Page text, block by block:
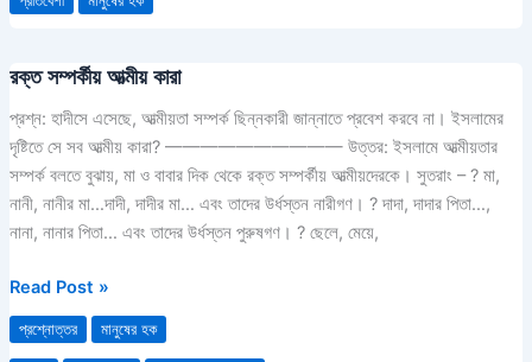
তাদের
সহায়তা
তাদের
খবরাখবর
জরুরী।
রক্ত সম্পর্কীয় আত্মীয় কারা
প্রশ্ন: হাদীসে এসেছে, আত্মীয়তা সম্পর্ক ছিন্নকারী জান্নাতে প্রবেশ করবে না। ইসলামের
দৃষ্টিতে সে সব আত্মীয় কারা? —————————— উত্তর: ইসলামে আত্মীয়তার
সম্পর্ক বলতে বুঝায়, মা ও বাবার দিক থেকে রক্ত সম্পর্কীয় আত্মীয়দেরকে। সুতরাং – ? মা,
নানী, নানীর মা…দাদী, দাদীর মা… এবং তাদের উর্ধস্তন নারীগণ। ? দাদা, দাদার পিতা…,
নানা, নানার পিতা… এবং তাদের উর্ধস্তন পুরুষগণ। ? ছেলে, মেয়ে,
রক্ত
আত্মীয়
কারা
Read Post »
প্রশ্নোত্তর মানুষের হক